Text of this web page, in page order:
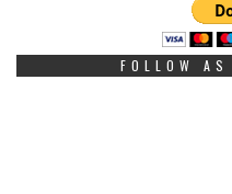
FOLLOW